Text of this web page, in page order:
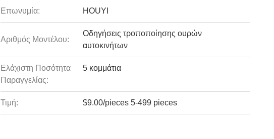
Επωνυμία: HOUYI
Αριθμός Μοντέλου:
Οδηγήσεις τροποποίησης ουρών
αυτοκινήτων
Ελάχιστη Ποσότητα
Παραγγελίας:
5 κομμάτια
Τιμή: $9.00/pieces 5-499 pieces